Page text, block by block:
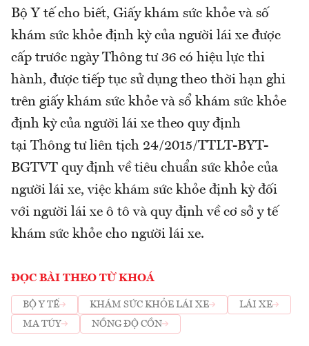
Bộ Y tế cho biết, Giấy khám sức khỏe và số
khám sức khỏe định kỳ của người lái xe được
cấp trước ngày Thông tư 36 có hiệu lực thi
hành, được tiếp tục sử dụng theo thời hạn ghi
trên giấy khám sức khỏe và sổ khám sức khỏe
định kỳ của người lái xe theo quy định
tại Thông tư liên tịch 24/2015/TTLT-BYT-
BGTVT quy định về tiêu chuẩn sức khỏe của
người lái xe, việc khám sức khỏe định kỳ đối
với người lái xe ô tô và quy định về cơ sở y tế
khám sức khỏe cho người lái xe.
ĐỌC BÀI THEO TỪ KHOÁ
BỘ Y TẾ KHÁM SỨC KHỎE LÁI XE
LÁI XE
MA TÚY
NỒNG ĐỘ CỒN